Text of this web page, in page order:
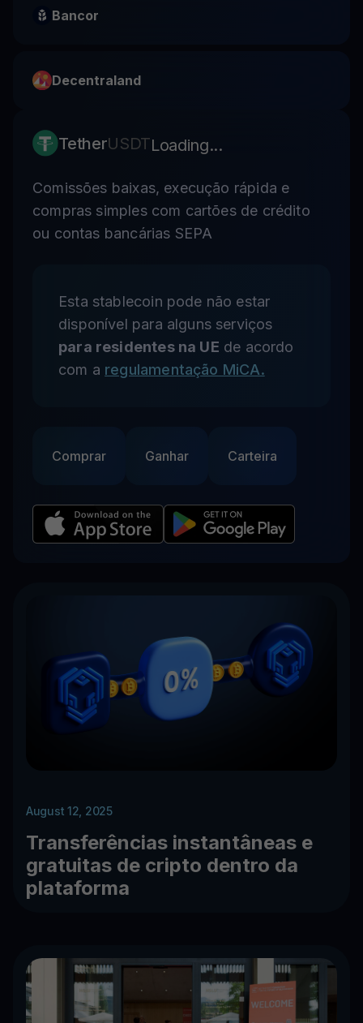
Bancor
Decentraland
TetherUSDTLoading...
Comissões baixas, execução rápida e
compras simples com cartões de crédito
ou contas bancárias SEPA
Esta stablecoin pode não estar
disponível para alguns serviços
para residentes na UE de acordo
com a regulamentação MiCA.
Comprar Ganhar Carteira
August 12, 2025
Transferências instantâneas e
gratuitas de cripto dentro da
plataforma